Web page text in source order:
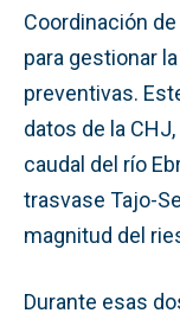
Coordinación
para gestionar
preventivas.
datos de la
caudal del río
trasvase Tajo-
magnitud del
Durante esas